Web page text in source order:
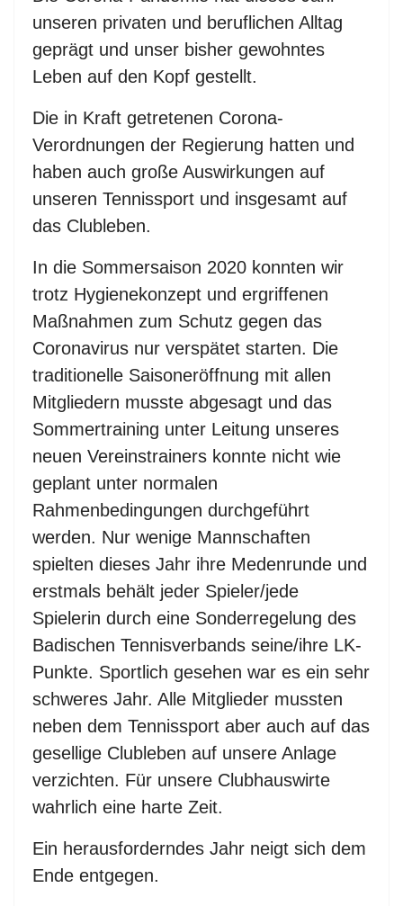
unseren privaten und beruflichen Alltag
geprägt und unser bisher gewohntes
Leben auf den Kopf gestellt.
Die in Kraft getretenen Corona-
Verordnungen der Regierung hatten und
haben auch große Auswirkungen auf
unseren Tennissport und insgesamt auf
das Clubleben.
In die Sommersaison 2020 konnten wir
trotz Hygienekonzept und ergriffenen
Maßnahmen zum Schutz gegen das
Coronavirus nur verspätet starten. Die
traditionelle Saisoneröffnung mit allen
Mitgliedern musste abgesagt und das
Sommertraining unter Leitung unseres
neuen Vereinstrainers konnte nicht wie
geplant unter normalen
Rahmenbedingungen durchgeführt
werden. Nur wenige Mannschaften
spielten dieses Jahr ihre Medenrunde und
erstmals behält jeder Spieler/jede
Spielerin durch eine Sonderregelung des
Badischen Tennisverbands seine/ihre LK-
Punkte. Sportlich gesehen war es ein sehr
schweres Jahr. Alle Mitglieder mussten
neben dem Tennissport aber auch auf das
gesellige Clubleben auf unsere Anlage
verzichten. Für unsere Clubhauswirte
wahrlich eine harte Zeit.
Ein herausforderndes Jahr neigt sich dem
Ende entgegen.